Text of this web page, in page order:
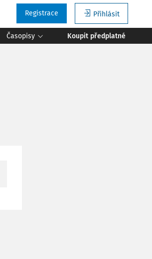
Přihlásit
Registrace
Časopisy Koupit předplatné